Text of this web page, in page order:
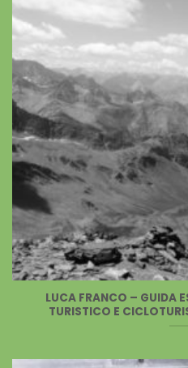
LUCA FRANCO – GUIDA
TURISTICO E